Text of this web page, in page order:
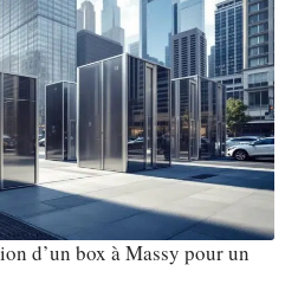
d’un box à Massy pour un